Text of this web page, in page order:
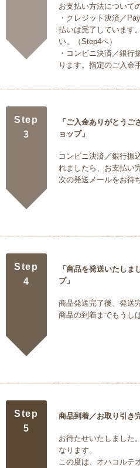
お支払い方法について
・クレジット決済／
払いは完了しています
い。（Step4へ）
・コンビニ決済／銀行
ります。指定のご入金
Step
3
「ご入金ありがとう
ョップ」
コンビニ決済／銀行振
れましたら、お支払い
次の発送メールをお待
Step
4
「商品を発送いたし
プ」
商品発送完了後、発送
商品の到着までもうし
Step
5
商品到着／お取り引き
お待たせいたしました
なります。
この度は、オハコルテ